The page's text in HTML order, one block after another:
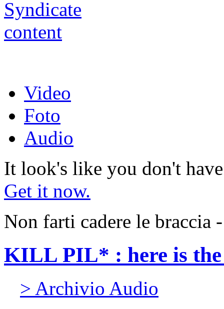
Video
Foto
Audio
It look's like you don't
Get it now.
Non farti cadere le braccia
KILL PIL* : here is
> Archivio Audio